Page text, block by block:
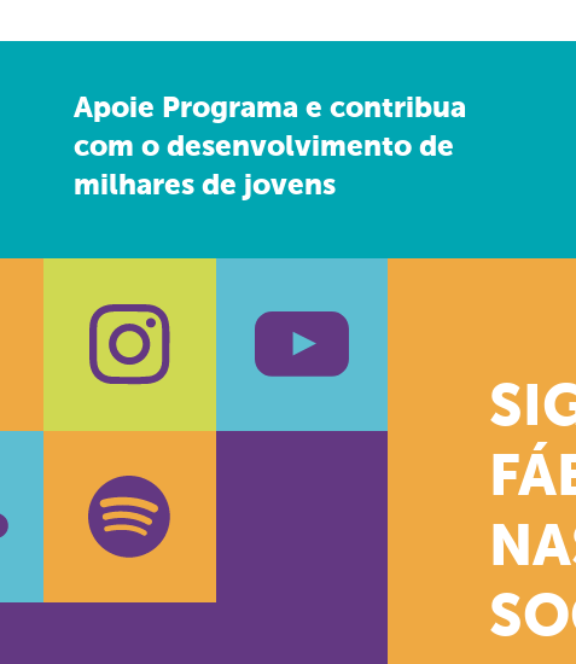
Apoie Programa e contribua
com o desenvolvimento de
milhares de jovens
Instagram